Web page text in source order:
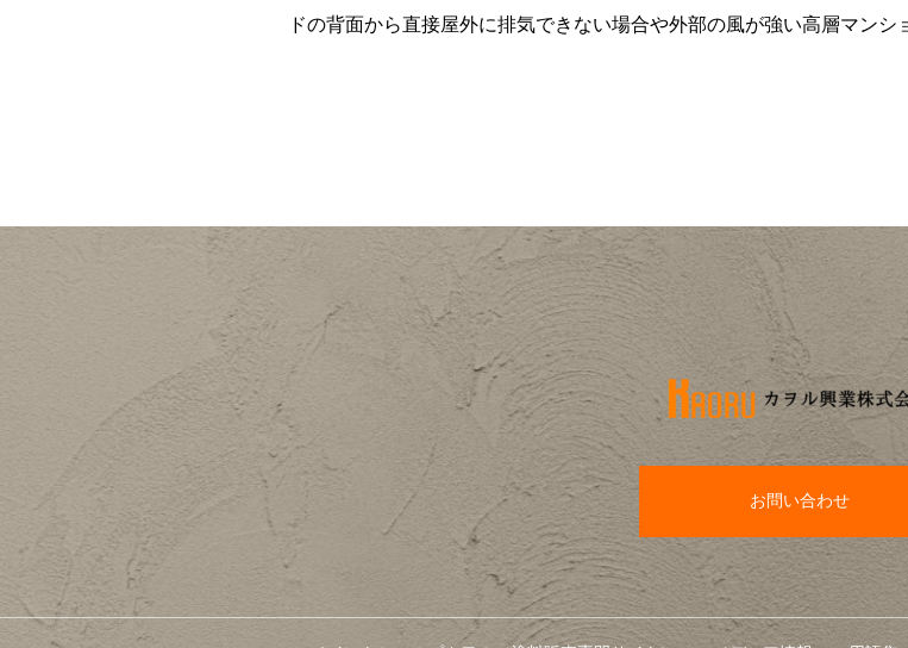
ドの背面から直接屋外に排気できない場合や外部の風が強い高層マンシ
お問い合わせ